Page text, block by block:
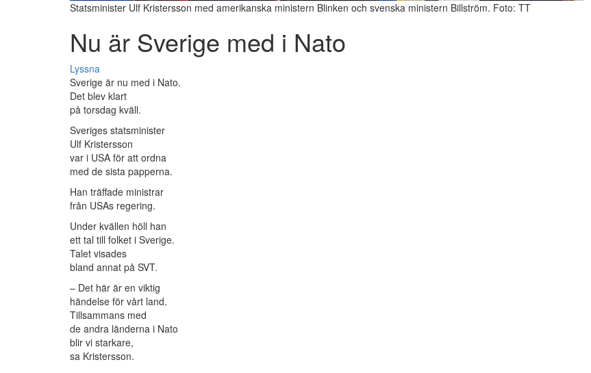
Statsminister Ulf Kristersson med amerikanska ministern Blinken och svenska ministern Billström. Foto: TT
Nu är Sverige med i Nato
Lyssna
Sverige är nu med i Nato.
Det blev klart
på torsdag kväll.
Sveriges statsminister
Ulf Kristersson
var i USA för att ordna
med de sista papperna.
Han träffade ministrar
från USAs regering.
Under kvällen höll han
ett tal till folket i Sverige.
Talet visades
bland annat på SVT.
– Det här är en viktig
händelse för vårt land.
Tillsammans med
de andra länderna i Nato
blir vi starkare,
sa Kristersson.